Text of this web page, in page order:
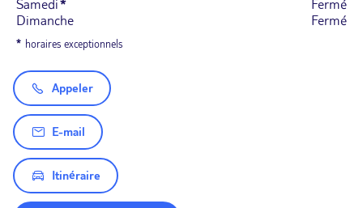
Samedi*
Fermé
Dimanche
Fermé
* horaires exceptionnels
Appeler
E-mail
Itinéraire